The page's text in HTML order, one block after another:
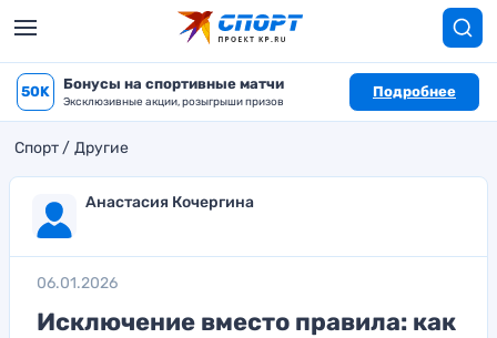
50K Бонусы на спортивные матчи
Эксклюзивные акции, розыгрыши призов
Подробнее
Спорт Другие
Анастасия Кочергина
06.01.2026
Исключение вместо правила: как